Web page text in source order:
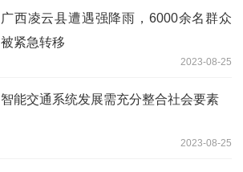
广西凌云县遭遇强降雨，6000余名群众
被紧急转移
2023-08-25
智能交通系统发展需充分整合社会要素
2023-08-25